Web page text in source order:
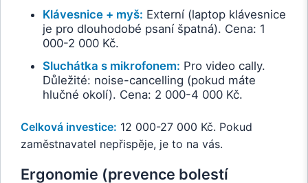
Klávesnice + myš: Externí (laptop klávesnice
je pro dlouhodobé psaní špatná). Cena: 1
000-2 000 Kč.
Sluchátka s mikrofonem: Pro video cally.
Důležité: noise-cancelling (pokud máte
hlučné okolí). Cena: 2 000-4 000 Kč.
Celková investice: 12 000-27 000 Kč. Pokud
zaměstnavatel nepřispěje, je to na vás.
Ergonomie (prevence bolestí